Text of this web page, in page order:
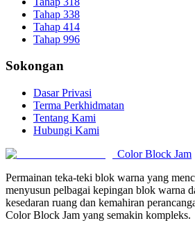
Tahap 338
Tahap 414
Tahap 996
Sokongan
Dasar Privasi
Terma Perkhidmatan
Tentang Kami
Hubungi Kami
Color Block Jam
Permainan teka-teki blok warna yang
menyusun pelbagai kepingan blok warna
kesedaran ruang dan kemahiran
Color Block Jam yang semakin kompleks.